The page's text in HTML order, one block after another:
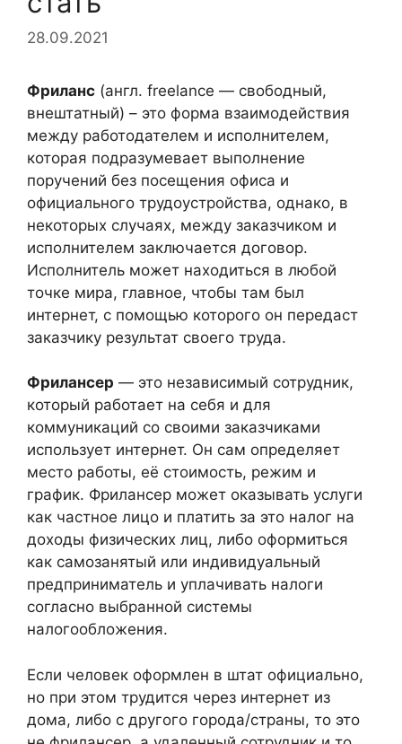
28.09.2021
Фриланс (англ. freelance — свободный,
внештатный) – это форма взаимодействия
между работодателем и исполнителем,
которая подразумевает выполнение
поручений без посещения офиса и
официального трудоустройства, однако, в
некоторых случаях, между заказчиком и
исполнителем заключается договор.
Исполнитель может находиться в любой
точке мира, главное, чтобы там был
интернет, с помощью которого он передаст
заказчику результат своего труда.
Фрилансер — это независимый сотрудник,
который работает на себя и для
коммуникаций со своими заказчиками
использует интернет. Он сам определяет
место работы, её стоимость, режим и
график. Фрилансер может оказывать услуги
как частное лицо и платить за это налог на
доходы физических лиц, либо оформиться
как самозанятый или индивидуальный
предприниматель и уплачивать налоги
согласно выбранной системы
налогообложения.
Если человек оформлен в штат официально,
но при этом трудится через интернет из
дома, либо с другого города/страны, то это